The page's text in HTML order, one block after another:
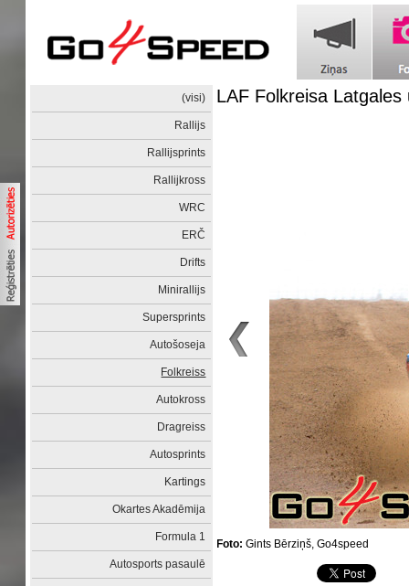
(visi)
Rallijs
Rallijsprints
Rallijkross
WRC
ERČ
Drifts
Minirallijs
Supersprints
Autošoseja
Folkreiss
Autokross
Dragreiss
Autosprints
Kartings
Okartes Akadēmija
Formula 1
Autosports pasaulē
LAF Folkreisa
Foto: Gints Bērziņš, Go4speed